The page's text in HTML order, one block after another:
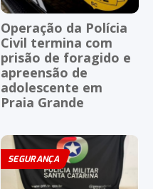
Operação da Polícia
Civil termina com
prisão de foragido e
apreensão de
adolescente em
Praia Grande
SEGURANÇA